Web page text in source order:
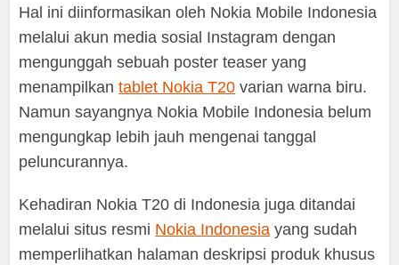
Hal ini diinformasikan oleh Nokia Mobile Indonesia
melalui akun media sosial Instagram dengan
mengunggah sebuah poster teaser yang
menampilkantablet Nokia T20 varian warna biru.
Namun sayangnya Nokia Mobile Indonesia belum
mengungkap lebih jauh mengenai tanggal
peluncurannya.
Kehadiran Nokia T20 di Indonesia juga ditandai
melalui situs resmi Nokia Indonesia yang sudah
memperlihatkan halaman deskripsi produk khusus